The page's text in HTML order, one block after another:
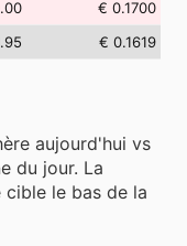
€ 0.1700
€ 0.1619
aujourd'hui vs
du jour. La
le bas de la